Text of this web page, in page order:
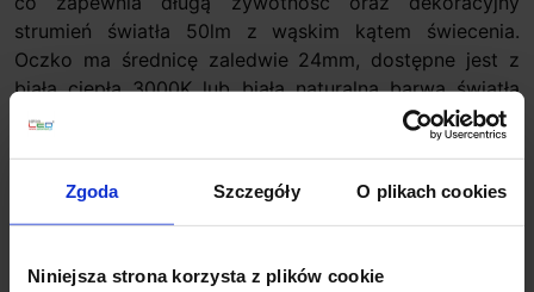
Zgoda Szczegóły O plikach cookies
Niniejsza strona korzysta z plików cookie
strumień światła 50lm z wąskim kątem świecenia.
Oczko ma średnicę zaledwie 24mm, dostępne jest z
białą ciepłą 3000K lub białą naturalną barwą światła
4000K, wymaga zastosowania dodatkowo
Dzięki klasie szczelności IP44 nadaje się do użytku w
łazienkach, w wilgotnych strefach, czy do oświetlenia
oświetlenie schodów, półek, mebli, korytarzy, szaf,